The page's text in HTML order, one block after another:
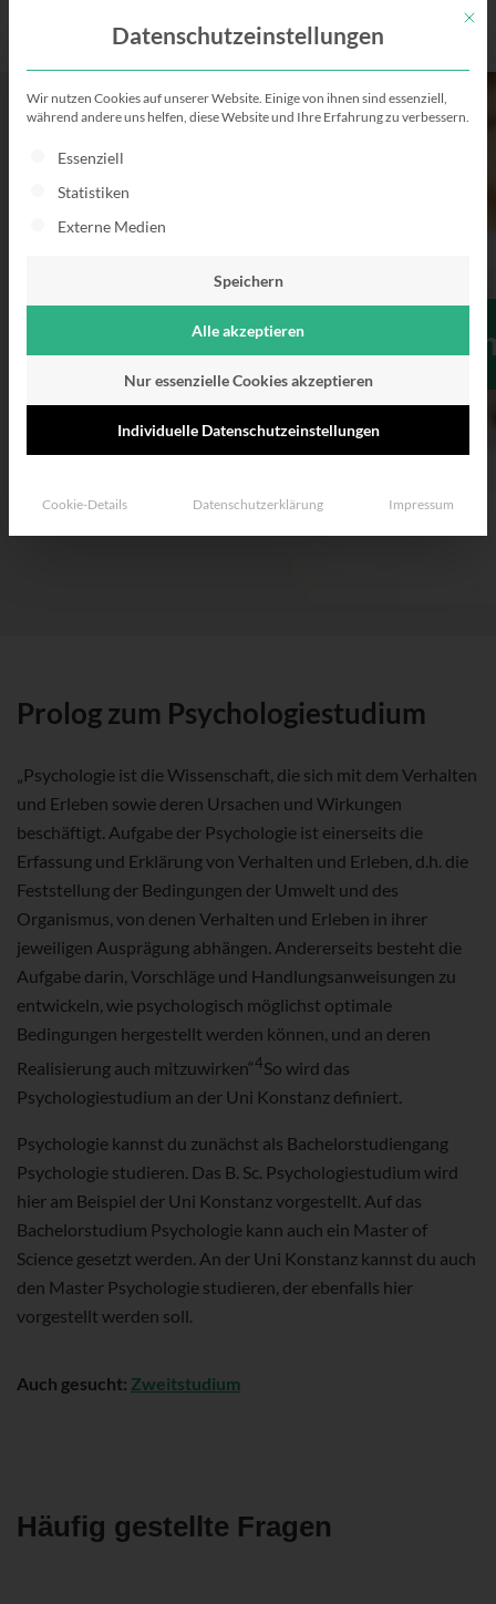
Das
Prolog zum Psychologiestudium
„Psychologie ist die Wissenschaft, die sich mit dem Verhalten
und Erleben sowie deren Ursachen und Wirkungen
beschäftigt. Aufgabe der Psychologie ist einerseits die
Erfassung und Erklärung von Verhalten und Erleben, d.h. die
Feststellung der Bedingungen der Umwelt und des
Organismus, von denen Verhalten und Erleben in ihrer
jeweiligen Ausprägung abhängen. Andererseits besteht die
Aufgabe darin, Vorschläge und Handlungsanweisungen zu
entwickeln, wie psychologisch möglichst optimale
Bedingungen hergestellt werden können, und an deren
Realisierung auch mitzuwirken“4So wird das
Psychologiestudium an der Uni Konstanz definiert.
Psychologie kannst du zunächst als Bachelorstudiengang
Psychologie studieren. Das B. Sc. Psychologiestudium wird
hier am Beispiel der Uni Konstanz vorgestellt. Auf das
Bachelorstudium Psychologie kann auch ein Master of
Science gesetzt werden. An der Uni Konstanz kannst du auch
den Master Psychologie studieren, der ebenfalls hier
vorgestellt werden soll.
Auch gesucht: Zweitstudium
Häufig gestellte Fragen
Mit
Datenschutzeinstellungen
Wir nutzen Cookies auf unserer Website. Einige von ihnen sind essenziell,
während andere uns helfen, diese Website und Ihre Erfahrung zu verbessern.
Es folgt eine Liste der Service-Gruppen, für die eine
Essenziell
Statistiken
Externe Medien
Speichern
Alle akzeptieren
Nur essenzielle Cookies akzeptieren
Individuelle Datenschutzeinstellungen
Cookie-Details Datenschutzerklärung Impressum